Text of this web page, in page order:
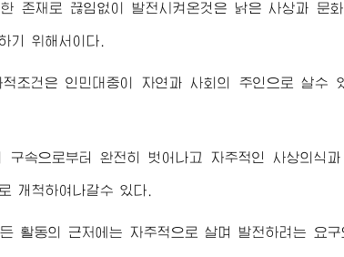
존재로 끊임없이 발전시켜온것은 낡은 사상과 문
기 위해서이다.
조건은 인민대중이 자연과 사회의 주인으로 살수
구속으로부터 완전히 벗어나고 자주적인 사상의식
개척하여나갈수 있다.
활동의 근저에는 자주적으로 살며 발전하려는 요